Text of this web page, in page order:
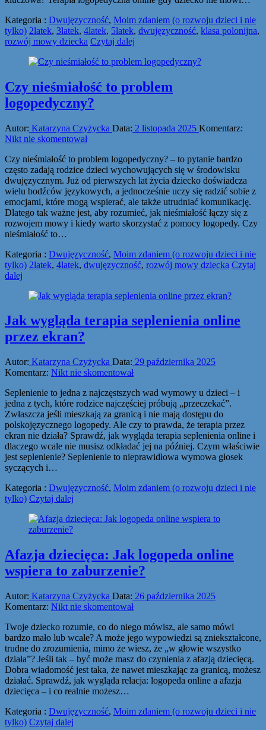
Kategoria : Dwujęzyczność, Moim zdaniem (o rozwoju dzieci i nie
tylko) 2latek, 3latek, 4latek, 5latek, dwujęzyczność, klasa polonijna,
rozwój mowy dziecka Czytaj dalej
Czy nieśmiałość to problem
logopedyczny?
Autor: Katarzyna Czyżycka Data: 2 listopada 2025 Komentarz:
Nikt nie skomentował
Czy nieśmiałość to problem logopedyczny? – to pytanie bardzo
często zadają rodzice dzieci wychowujących się w środowisku
dwujęzycznym. Już od pierwszych lat życia dziecko doświadcza
wielu bodźców językowych, a jednocześnie uczy się radzić sobie z
emocjami, które mogą wspierać, ale także utrudniać komunikację.
Dlatego tak ważne jest, aby rozumieć, jak nieśmiałość łączy się z
rozwojem mowy i kiedy warto skorzystać z pomocy logopedy. Czy
nieśmiałość to…
Kategoria : Dwujęzyczność, Moim zdaniem (o rozwoju dzieci i nie
tylko) 2latek, 4latek, dwujęzyczność, rozwój mowy dziecka Czytaj
dalej
Jak wygląda terapia seplenienia online
przez ekran?
Autor: Katarzyna Czyżycka Data: 29 października 2025
Komentarz: Nikt nie skomentował
Seplenienie to jedna z najczęstszych wad wymowy u dzieci – i
jedna z tych, które rodzice najczęściej próbują „przeczekać”.
Zwłaszcza jeśli mieszkają za granicą i nie mają dostępu do
polskojęzycznego logopedy. Ale czy to prawda, że terapia przez
ekran nie działa? Sprawdź, jak wygląda terapia seplenienia online i
dlaczego wcale nie musisz odkładać jej na później. Czym właściwie
jest seplenienie? Seplenienie to nieprawidłowa wymowa głosek
syczących i…
Kategoria : Dwujęzyczność, Moim zdaniem (o rozwoju dzieci i nie
tylko) Czytaj dalej
Afazja dziecięca: Jak logopeda online
wspiera to zaburzenie?
Autor: Katarzyna Czyżycka Data: 26 października 2025
Komentarz: Nikt nie skomentował
Twoje dziecko rozumie, co do niego mówisz, ale samo mówi
bardzo mało lub wcale? A może jego wypowiedzi są zniekształcone,
trudne do zrozumienia, mimo że wiesz, że „w głowie wszystko
działa”? Jeśli tak – być może masz do czynienia z afazją dziecięcą.
Dobra wiadomość jest taka, że nawet mieszkając za granicą, możesz
działać. Sprawdź, jak wygląda relacja: logopeda online a afazja
dziecięca – i co realnie możesz…
Kategoria : Dwujęzyczność, Moim zdaniem (o rozwoju dzieci i nie
tylko) Czytaj dalej